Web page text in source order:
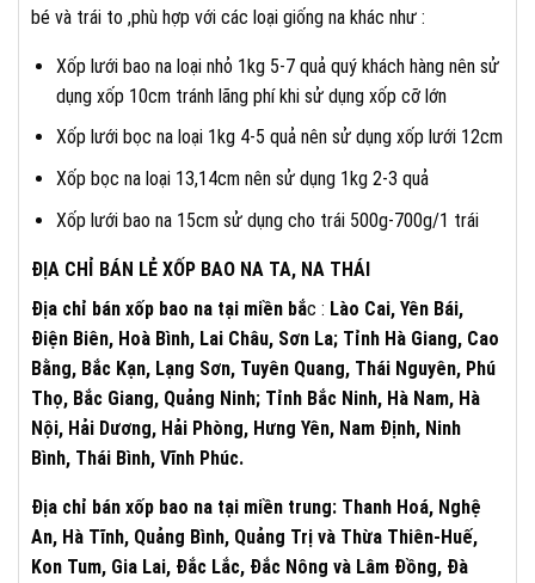
bé và trái to ,phù hợp với các loại giống na khác như :
Xốp lưới bao na loại nhỏ 1kg 5-7 quả quý khách hàng nên sử
dụng xốp 10cm tránh lãng phí khi sử dụng xốp cỡ lớn
Xốp lưới bọc na loại 1kg 4-5 quả nên sử dụng xốp lưới 12cm
Xốp bọc na loại 13,14cm nên sử dụng 1kg 2-3 quả
Xốp lưới bao na 15cm sử dụng cho trái 500g-700g/1 trái
ĐỊA CHỈ BÁN LẺ XỐP BAO NA TA, NA THÁI
Địa chỉ bán xốp bao na tại miền bắc : Lào Cai, Yên Bái,
Điện Biên, Hoà Bình, Lai Châu, Sơn La; Tỉnh Hà Giang, Cao
Bằng, Bắc Kạn, Lạng Sơn, Tuyên Quang, Thái Nguyên, Phú
Thọ, Bắc Giang, Quảng Ninh; Tỉnh Bắc Ninh, Hà Nam, Hà
Nội, Hải Dương, Hải Phòng, Hưng Yên, Nam Định, Ninh
Bình, Thái Bình, Vĩnh Phúc.
Địa chỉ bán xốp bao na tại miền trung: Thanh Hoá, Nghệ
An, Hà Tĩnh, Quảng Bình, Quảng Trị và Thừa Thiên-Huế,
Kon Tum, Gia Lai, Đắc Lắc, Đắc Nông và Lâm Đồng, Đà